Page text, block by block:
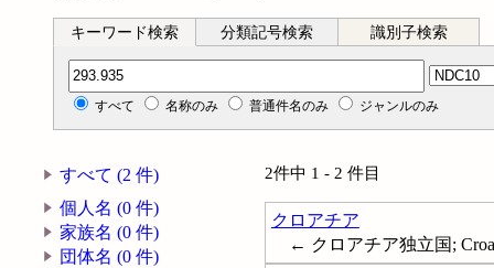
キーワード検索 分類記号検索 識別子検索
分類記号検索
すべて 名称のみ 普通件名のみ ジャンルのみ
すべて (2 件)
個人名 (0 件)
家族名 (0 件)
団体名 (0 件)
2件中 1 - 2 件目
クロアチア
← クロアチア独立国;